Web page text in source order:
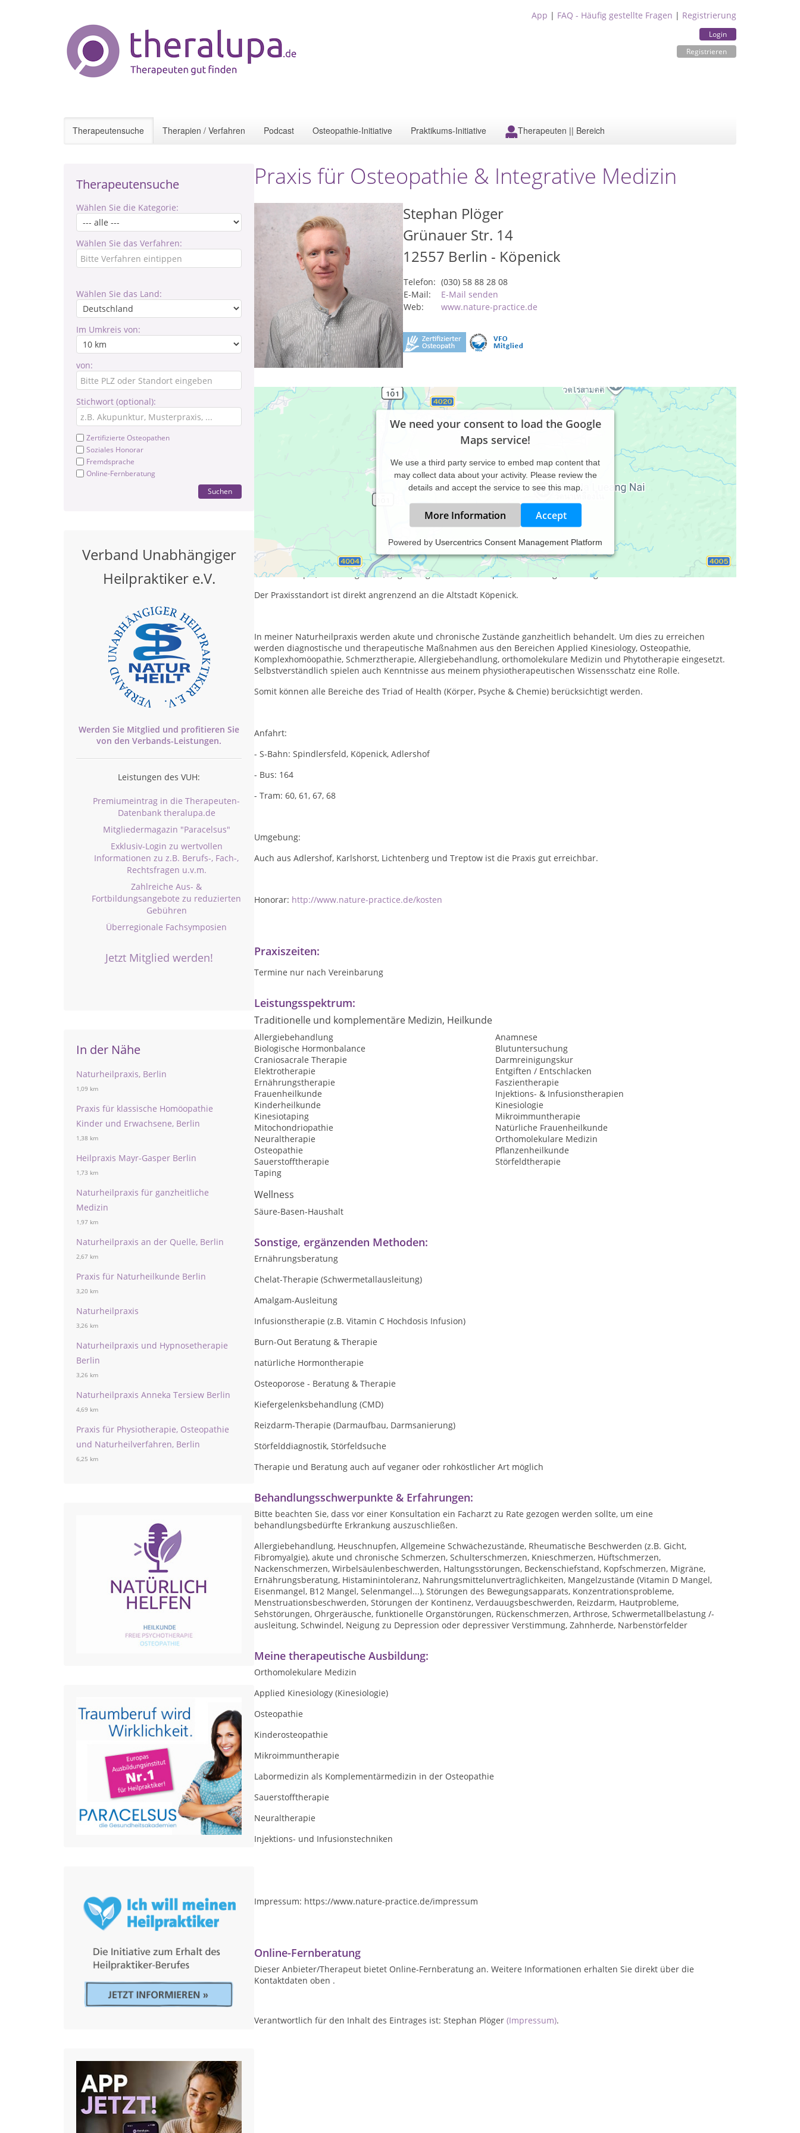
App | FAQ - Häufig gestellte Fragen | Registrierung
Login
Registrieren
Therapeutensuche Therapien / Verfahren Podcast Osteopathie-Initiative Praktikums-Initiative Therapeuten || Bereich
Therapeutensuche
Wählen Sie die Kategorie:
Wählen Sie das Verfahren:
Wählen Sie das Land:
Im Umkreis von:
von:
Stichwort (optional):
Zertifizierte Osteopathen
Soziales Honorar
Fremdsprache
Online-Fernberatung
Suchen
Verband Unabhängiger
Heilpraktiker e.V.
Werden Sie Mitglied und profitieren Sie
von den Verbands-Leistungen.
Leistungen des VUH:
Premiumeintrag in die Therapeuten-
Datenbank theralupa.de
Mitgliedermagazin "Paracelsus"
Exklusiv-Login zu wertvollen
Informationen zu z.B. Berufs-, Fach-,
Rechtsfragen u.v.m.
Zahlreiche Aus- &
Fortbildungsangebote zu reduzierten
Gebühren
Überregionale Fachsymposien
Jetzt Mitglied werden!
In der Nähe
Naturheilpraxis, Berlin
1,09 km
Praxis für klassische Homöopathie
Kinder und Erwachsene, Berlin
1,38 km
Heilpraxis Mayr-Gasper Berlin
1,73 km
Naturheilpraxis für ganzheitliche
Medizin
1,97 km
Naturheilpraxis an der Quelle, Berlin
2,67 km
Praxis für Naturheilkunde Berlin
3,20 km
Naturheilpraxis
3,26 km
Naturheilpraxis und Hypnosetherapie
Berlin
3,26 km
Naturheilpraxis Anneka Tersiew Berlin
4,69 km
Praxis für Physiotherapie, Osteopathie
und Naturheilverfahren, Berlin
6,25 km
Praxis für Osteopathie & Integrative Medizin
Stephan Plöger
Grünauer Str. 14
12557 Berlin - Köpenick
Telefon: (030) 58 88 28 08
E-Mail:
E-Mail senden
Web:
www.nature-practice.de
We need your consent to load the Google
Maps service!
We use a third party service to embed map content that
may collect data about your activity. Please review the
details and accept the service to see this map.
More Information Accept
Powered by Usercentrics Consent Management Platform
Stephan Plöger - Heilpraktiker in Berlin Köpenick (12557). Meine Tätigkeiten: Osteopathie & Kinderosteopathie, Applied
Kinesiology (Kinesiologie), Mikroimmuntherapie, Spirovitaltherapie (Sauerstofftherapie) mittels Airnergy, Anti Aging,
Neuraltherapie, Labordiagnsotik, Begleitung bei Krebstherapien, Ernährungsberatung.
Der Praxisstandort ist direkt angrenzend an die Altstadt Köpenick.
In meiner Naturheilpraxis werden akute und chronische Zustände ganzheitlich behandelt. Um dies zu erreichen
werden diagnostische und therapeutische Maßnahmen aus den Bereichen Applied Kinesiology, Osteopathie,
Komplexhomöopathie, Schmerztherapie, Allergiebehandlung, orthomolekulare Medizin und Phytotherapie eingesetzt.
Selbstverständlich spielen auch Kenntnisse aus meinem physiotherapeutischen Wissensschatz eine Rolle.
Somit können alle Bereiche des Triad of Health (Körper, Psyche & Chemie) berücksichtigt werden.
Anfahrt:
- S-Bahn: Spindlersfeld, Köpenick, Adlershof
- Bus: 164
- Tram: 60, 61, 67, 68
Umgebung:
Auch aus Adlershof, Karlshorst, Lichtenberg und Treptow ist die Praxis gut erreichbar.
Honorar: http://www.nature-practice.de/kosten
Praxiszeiten:
Termine nur nach Vereinbarung
Leistungsspektrum:
Traditionelle und komplementäre Medizin, Heilkunde
Allergiebehandlung
Anamnese
Biologische Hormonbalance
Blutuntersuchung
Craniosacrale Therapie
Darmreinigungskur
Elektrotherapie
Entgiften / Entschlacken
Ernährungstherapie
Faszientherapie
Frauenheilkunde
Injektions- & Infusionstherapien
Kinderheilkunde
Kinesiologie
Kinesiotaping
Mikroimmuntherapie
Mitochondriopathie
Natürliche Frauenheilkunde
Neuraltherapie
Orthomolekulare Medizin
Osteopathie
Pflanzenheilkunde
Sauerstofftherapie
Störfeldtherapie
Taping
Wellness
Säure-Basen-Haushalt
Sonstige, ergänzenden Methoden:
Ernährungsberatung
Chelat-Therapie (Schwermetallausleitung)
Amalgam-Ausleitung
Infusionstherapie (z.B. Vitamin C Hochdosis Infusion)
Burn-Out Beratung & Therapie
natürliche Hormontherapie
Osteoporose - Beratung & Therapie
Kiefergelenksbehandlung (CMD)
Reizdarm-Therapie (Darmaufbau, Darmsanierung)
Störfelddiagnostik, Störfeldsuche
Therapie und Beratung auch auf veganer oder rohköstlicher Art möglich
Behandlungsschwerpunkte & Erfahrungen:
Bitte beachten Sie, dass vor einer Konsultation ein Facharzt zu Rate gezogen werden sollte, um eine
behandlungsbedürfte Erkrankung auszuschließen.
Allergiebehandlung, Heuschnupfen, Allgemeine Schwächezustände, Rheumatische Beschwerden (z.B. Gicht,
Fibromyalgie), akute und chronische Schmerzen, Schulterschmerzen, Knieschmerzen, Hüftschmerzen,
Nackenschmerzen, Wirbelsäulenbeschwerden, Haltungsstörungen, Beckenschiefstand, Kopfschmerzen, Migräne,
Ernährungsberatung, Histaminintoleranz, Nahrungsmittelunverträglichkeiten, Mangelzustände (Vitamin D Mangel,
Eisenmangel, B12 Mangel, Selenmangel...), Störungen des Bewegungsapparats, Konzentrationsprobleme,
Menstruationsbeschwerden, Störungen der Kontinenz, Verdauugsbeschwerden, Reizdarm, Hautprobleme,
Sehstörungen, Ohrgeräusche, funktionelle Organstörungen, Rückenschmerzen, Arthrose, Schwermetallbelastung /-
ausleitung, Schwindel, Neigung zu Depression oder depressiver Verstimmung, Zahnherde, Narbenstörfelder
Meine therapeutische Ausbildung:
Orthomolekulare Medizin
Applied Kinesiology (Kinesiologie)
Osteopathie
Kinderosteopathie
Mikroimmuntherapie
Labormedizin als Komplementärmedizin in der Osteopathie
Sauerstofftherapie
Neuraltherapie
Injektions- und Infusionstechniken
Impressum: https://www.nature-practice.de/impressum
Online-Fernberatung
Dieser Anbieter/Therapeut bietet Online-Fernberatung an. Weitere Informationen erhalten Sie direkt über die
Kontaktdaten oben .
Verantwortlich für den Inhalt des Eintrages ist: Stephan Plöger (Impressum).